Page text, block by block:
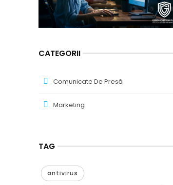
CATEGORII
Comunicate De Presă
Marketing
TAG
antivirus